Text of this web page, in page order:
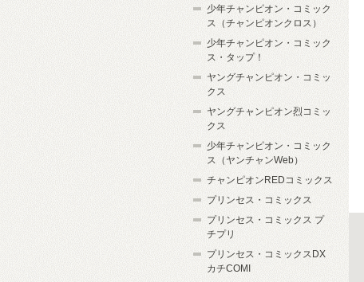
少年チャンピオン・コミック
ス（チャンピオンクロス）
少年チャンピオン・コミック
ス・タップ！
ヤングチャンピオン・コミッ
クス
ヤングチャンピオン烈コミッ
クス
少年チャンピオン・コミック
ス（ヤンチャンWeb）
チャンピオンREDコミックス
プリンセス・コミックス
プリンセス・コミックス プ
チプリ
プリンセス・コミックスDX
カチCOMI